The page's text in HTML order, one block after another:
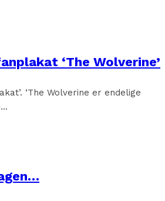
‘The Wolverine’
‘The Wolverine er endelige